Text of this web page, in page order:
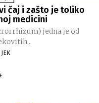
čaj i zašto je toliko
medicini
jedna je od